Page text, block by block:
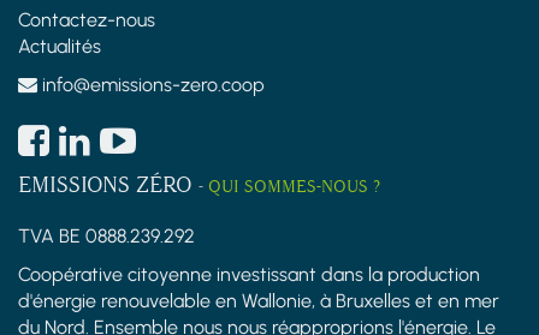
Contactez-nous
Actualités
info@emissions-zero.coop
EMISSIONS ZÉRO - QUI SOMMES-NOUS ?
TVA BE 0888.239.292
Coopérative citoyenne investissant dans la production
d'énergie renouvelable en Wallonie, à Bruxelles et en mer
du Nord. Ensemble nous nous réapproprions l'énergie. Le